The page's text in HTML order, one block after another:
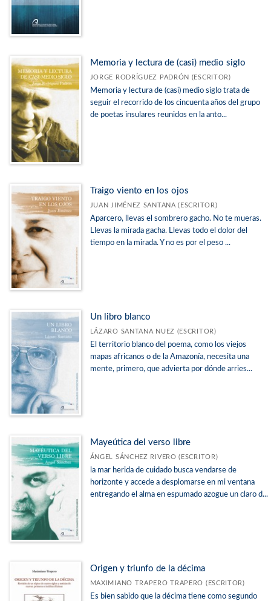
Memoria y lectura de (casi) medio siglo
JORGE RODRÍGUEZ PADRÓN (ESCRITOR)
Memoria y lectura de (casi) medio siglo trata de
seguir el recorrido de los cincuenta años del grupo
de poetas insulares reunidos en la anto...
Traigo viento en los ojos
JUAN JIMÉNEZ SANTANA (ESCRITOR)
Aparcero, llevas el sombrero gacho. No te mueras.
Llevas la mirada gacha. Llevas todo el dolor del
tiempo en la mirada. Y no es por el peso ...
Un libro blanco
LÁZARO SANTANA NUEZ (ESCRITOR)
El territorio blanco del poema, como los viejos
mapas africanos o de la Amazonía, necesita una
mente, primero, que advierta por dónde arries...
Mayeútica del verso libre
ÁNGEL SÁNCHEZ RIVERO (ESCRITOR)
la mar herida de cuidado busca vendarse de
horizonte y accede a desplomarse en mi ventana
entregando el alma en espumado azogue un claro d...
Origen y triunfo de la décima
MAXIMIANO TRAPERO TRAPERO (ESCRITOR)
Es bien sabido que la décima tiene como segundo